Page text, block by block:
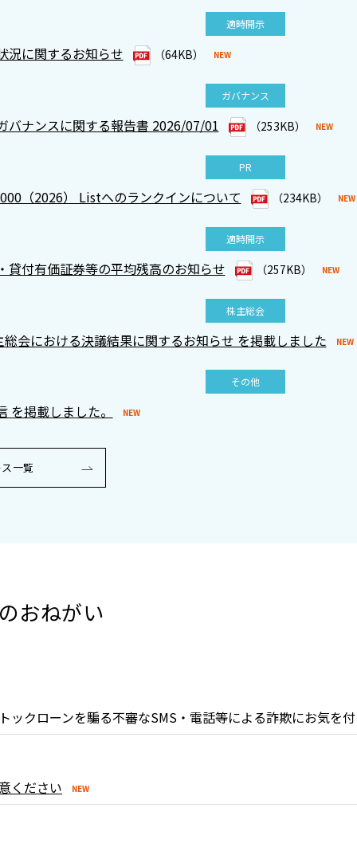
適時開示
況に関するお知らせ （64KB）
ガバナンス
バナンスに関する報告書 2026/07/01 （253KB）
PR
（2026） Listへのランクインについて （234KB）
適時開示
貸付有価証券等の平均残高のお知らせ （257KB）
株主総会
会における決議結果に関するお知らせ を掲載しました
その他
を掲載しました。
一覧
おねがい
ックローンを騙る不審なSMS・電話等による詐欺にお気を
ください